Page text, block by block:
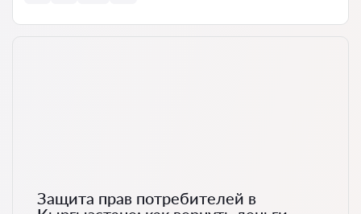
Защита прав потребителей в